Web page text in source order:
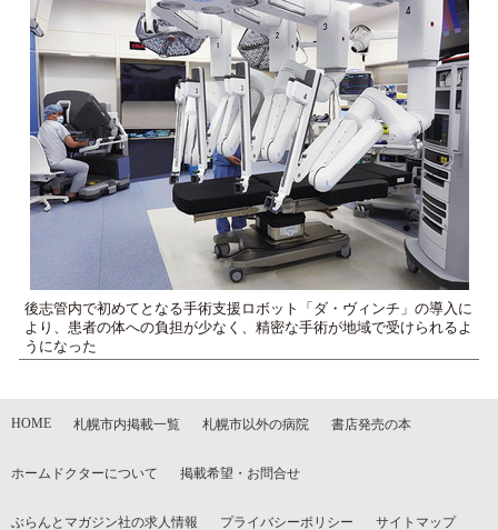
後志管内で初めてとなる手術支援ロボット「ダ・ヴィンチ」の導入に
より、患者の体への負担が少なく、精密な手術が地域で受けられるよ
うになった
HOME 札幌市内掲載一覧 札幌市以外の病院 書店発売の本
ホームドクターについて 掲載希望・お問合せ
ぶらんとマガジン社の求人情報 プライバシーポリシー サイトマップ